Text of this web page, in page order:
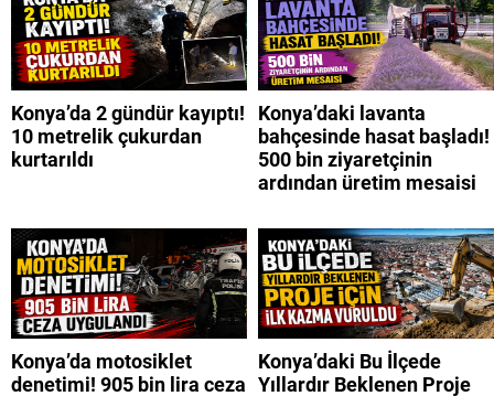
Konya’da 2 gündür kayıptı!
10 metrelik çukurdan
kurtarıldı
Konya’daki lavanta
bahçesinde hasat başladı!
500 bin ziyaretçinin
ardından üretim mesaisi
Konya’da motosiklet
denetimi! 905 bin lira ceza
Konya’daki Bu İlçede
Yıllardır Beklenen Proje